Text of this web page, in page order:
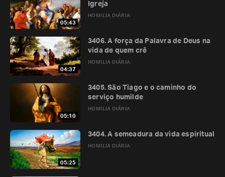
05:43
HOMILIA DIÁRIA
Igreja
04:37
HOMILIA DIÁRIA
3406. A força da Palavra de Deus na
vida de quem crê
05:10
HOMILIA DIÁRIA
3405. São Tiago e o caminho do
serviço humilde
05:25
HOMILIA DIÁRIA
3404. A semeadura da vida espiritual